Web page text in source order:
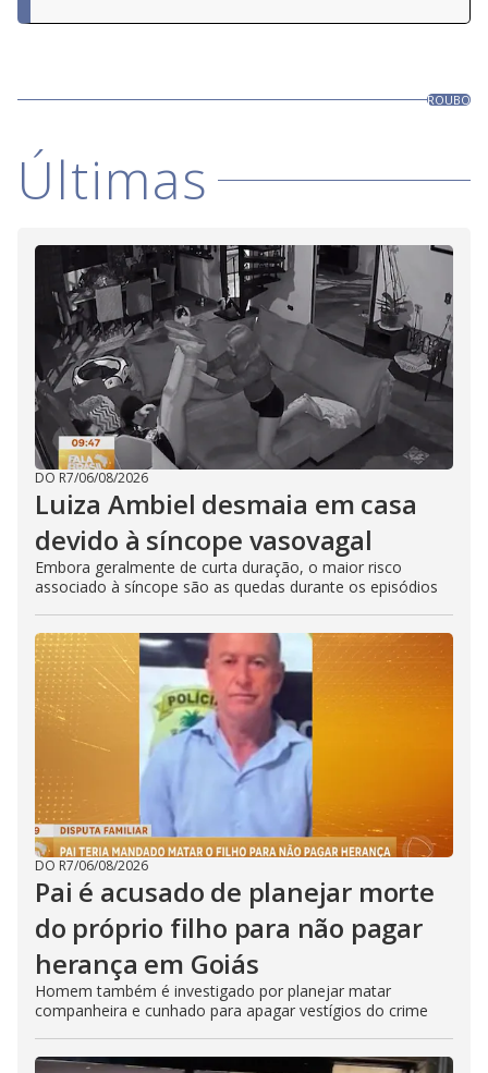
ROUBO
Últimas
DO R7/06/08/2026
Luiza Ambiel desmaia em casa
devido à síncope vasovagal
Embora geralmente de curta duração, o maior risco
associado à síncope são as quedas durante os episódios
DO R7/06/08/2026
Pai é acusado de planejar morte
do próprio filho para não pagar
herança em Goiás
Homem também é investigado por planejar matar
companheira e cunhado para apagar vestígios do crime